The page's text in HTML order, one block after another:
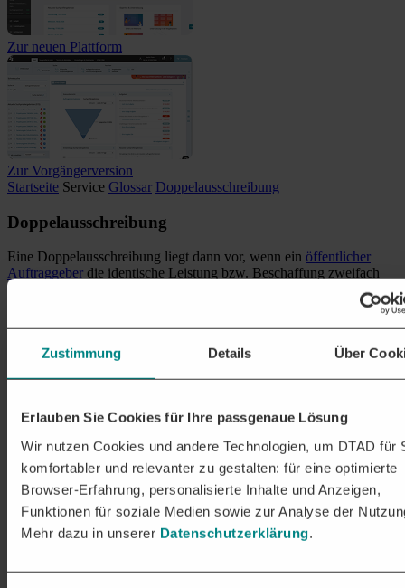
Zustimmung Details Über
Erlauben Sie Cookies für Ihre passgenaue Lösung
Wir nutzen Cookies und andere Technologien, um DTAD für
komfortabler und relevanter zu gestalten: für eine optimierte
Browser-Erfahrung, personalisierte Inhalte und Anzeigen,
Funktionen für soziale Medien sowie zur Analyse der
Mehr dazu in unserer Datenschutzerklärung.
Zur neuen Plattform
Zur Vorgängerversion
Startseite Service Glossar Doppelausschreibung
Doppelausschreibung
Eine Doppelausschreibung liegt dann vor, wenn ein öffentlicher
Auftraggeber die identische Leistung bzw. Beschaffung zweifach
ausschreibt, ohne dies für die
kenntlich zu machen. In einem
solchen Fall wird die vorgeschriebene Vergabetransparenz verletzt.
grundsätzlich vergaberechtlich unzulässig.
AUSSCHREIBUNGENAUF EINEN
BLICK
Erhalten Sie relevante Projekte & Aufträge in den frühen
Stadien der Vergabe:
Auftragschancen in über 250 Branchen
Nationale und EU-weite Ausschreibungen passgenau für Ihr